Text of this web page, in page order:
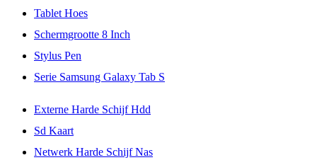
Tablet Hoes
Schermgrootte 8 Inch
Stylus Pen
Serie Samsung Galaxy Tab S
Externe Harde Schijf Hdd
Sd Kaart
Netwerk Harde Schijf Nas